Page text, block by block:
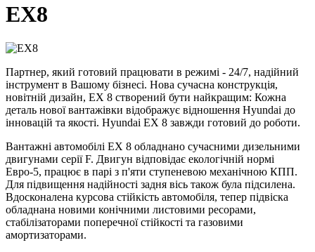
EX8
Партнер, який готовий працювати в режимі - 24/7, надійний
інструмент в Вашому бізнесі. Нова сучасна конструкція,
новітній дизайн, ЕХ 8 створений бути найкращим: Кожна
деталь нової вантажівки відображує відношення Hyundai до
інновацій та якості. Hyundai ЕХ 8 завжди готовий до роботи.
Вантажні автомобілі ЕХ 8 обладнано сучасними дизельними
двигунами серії F. Двигун відповідає екологічній нормі
Евро-5, працює в парі з п'яти ступеневою механічною КПП.
Для підвищення надійності задня вісь також була підсилена.
Вдосконалена курсова стійкість автомобіля, тепер підвіска
обладнана новими конічними листовими ресорами,
стабілізаторами поперечної стійкості та газовими
амортизаторами.